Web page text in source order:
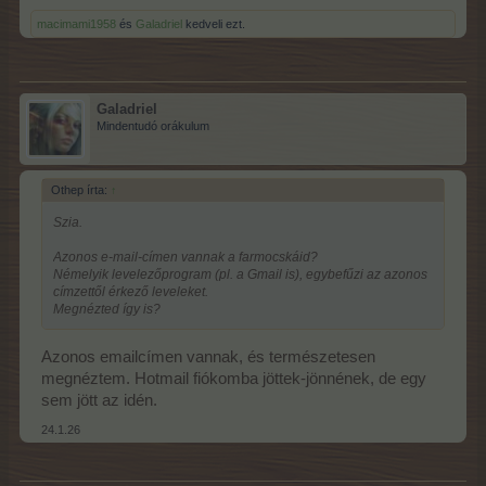
macimami1958 és Galadriel kedveli ezt.
Galadriel
Mindentudó orákulum
Othep írta: ↑
Szia.
Azonos e-mail-címen vannak a farmocskáid?
Némelyik levelezőprogram (pl. a Gmail is), egybefűzi az azonos
címzettől érkező leveleket.
Megnézted így is?
Azonos emailcímen vannak, és természetesen
megnéztem. Hotmail fiókomba jöttek-jönnének, de egy
sem jött az idén.
24.1.26